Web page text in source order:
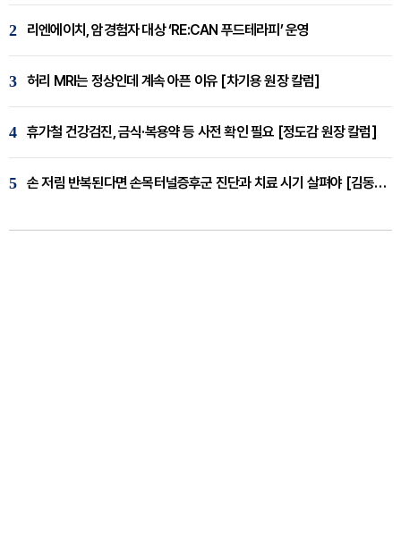
2 리엔에이치, 암경험자 대상 ‘RE:CAN 푸드테라피’ 운영
3 허리 MRI는 정상인데 계속 아픈 이유 [차기용 원장 칼럼]
4 휴가철 건강검진, 금식·복용약 등 사전 확인 필요 [정도감 원장 칼럼]
5 손 저림 반복된다면 손목터널증후군 진단과 치료 시기 살펴야 [김동현 원장 칼럼]